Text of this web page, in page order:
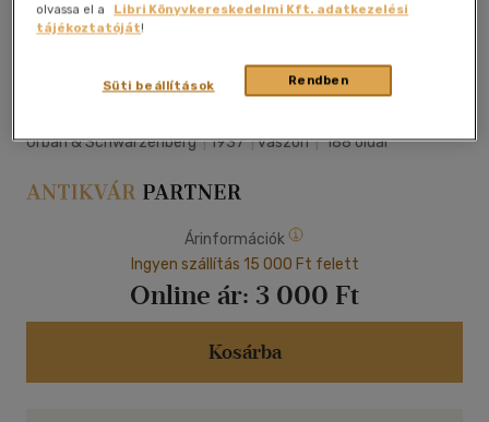
Megosztom
Urban & Schwarzenberg|1937|vászon|188 oldal
Árinformációk
Ingyen szállítás 15 000 Ft felett
Online ár: 3 000 Ft
Kosárba
olvassa el a
Libri Könyvkereskedelmi Kft. adatkezelési
tájékoztatóját!
Rendben
Süti beállítások